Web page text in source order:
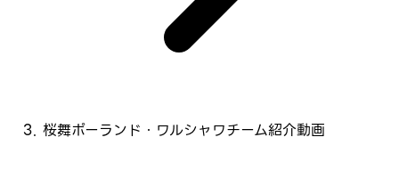
桜舞ポーランド・ワルシャワチーム紹介動画